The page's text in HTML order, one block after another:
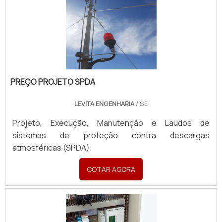
PREÇO PROJETO SPDA
LEVITA ENGENHARIA/ SE
Projeto, Execução, Manutenção e Laudos de
sistemas de proteção contra descargas
atmosféricas (SPDA).
COTAR AGORA